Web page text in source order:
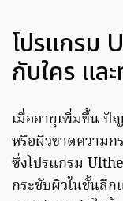
โปรแกรม
กับใคร แล
เมื่ออายุเพิ่มขึ้น ปั
หรือผิวขาดความก
ซึ่งโปรแกรม
กระชับผิวในชั้นลึ